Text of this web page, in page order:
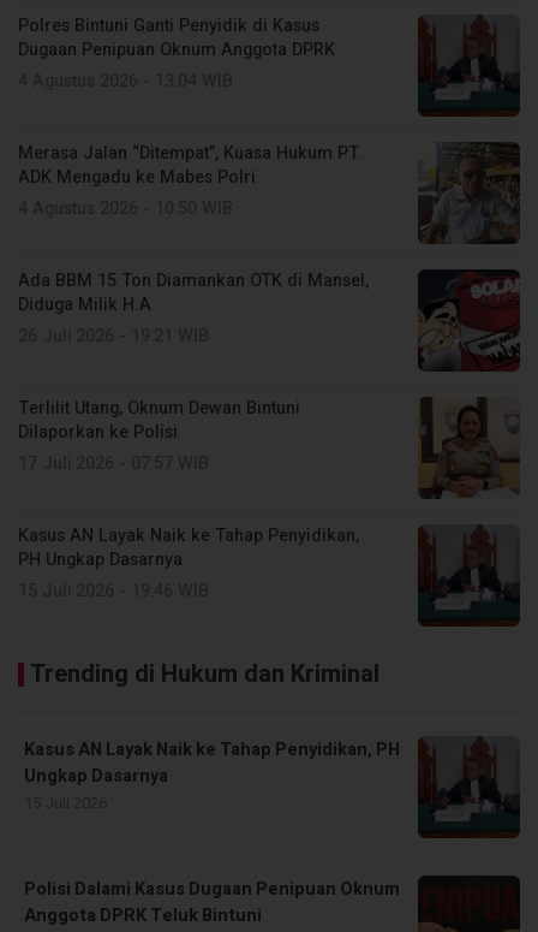
Polres Bintuni Ganti Penyidik di Kasus
Dugaan Penipuan Oknum Anggota DPRK
Merasa Jalan “Ditempat”, Kuasa Hukum PT.
ADK Mengadu ke Mabes Polri
Ada BBM 15 Ton Diamankan OTK di Mansel,
Diduga Milik H.A
Terlilit Utang, Oknum Dewan Bintuni
Dilaporkan ke Polisi
Kasus AN Layak Naik ke Tahap Penyidikan,
PH Ungkap Dasarnya
Trending di Hukum dan Kriminal
Kasus AN Layak Naik ke Tahap Penyidikan, PH
Ungkap Dasarnya
Polisi Dalami Kasus Dugaan Penipuan Oknum
Anggota DPRK Teluk Bintuni